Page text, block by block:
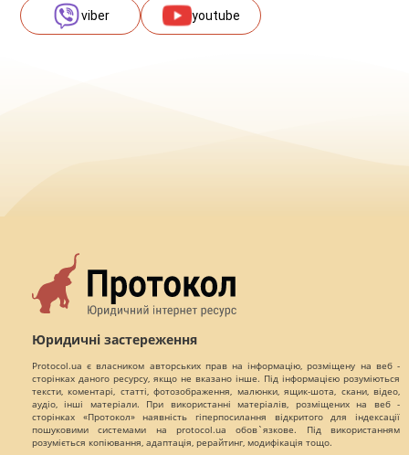
viber youtube
Юридичні застереження
Protocol.ua є власником авторських прав на інформацію, розміщену на веб -
сторінках даного ресурсу, якщо не вказано інше. Під інформацією розуміються
тексти, коментарі, статті, фотозображення, малюнки, ящик-шота, скани, відео,
аудіо, інші матеріали. При використанні матеріалів, розміщених на веб -
сторінках «Протокол» наявність гіперпосилання відкритого для індексації
пошуковими системами на protocol.ua обов`язкове. Під використанням
розуміється копіювання, адаптація, рерайтинг, модифікація тощо.